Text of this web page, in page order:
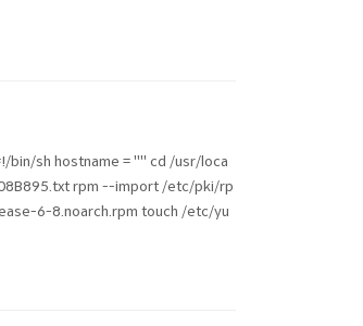
#!/bin/sh hostname = "" cd /usr/loca
rpm --import /etc/pki/rp
6-8.noarch.rpm touch /etc/yu